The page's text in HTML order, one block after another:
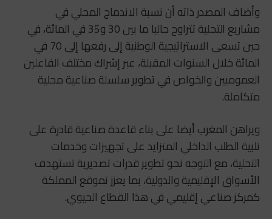
وأضاف المصدر ذاته أن نسبة الاندماج المحلي في
مشاريع التحلية تتراوح حاليا ما بين 30 و35 في المائة، في
حين تسعى الاستراتيجية الوطنية إلى رفعها إلى 70 في
المائة خلال السنوات المقبلة، عبر إشراك مختلف الفاعلين
العموميين والخواص في تطوير سلسلة صناعية محلية
متكاملة.
ويراهن المغرب أيضا على بناء قاعدة صناعية قادرة على
تلبية الطلب الداخلي المتزايد على تجهيزات وخدمات
التحلية، مع التوجه نحو تطوير قدرات تصديرية تستهدف
الأسواق الإقليمية والدولية، بما يعزز تموقع المملكة
كمركز صناعي إقليمي في هذا القطاع الحيوي.